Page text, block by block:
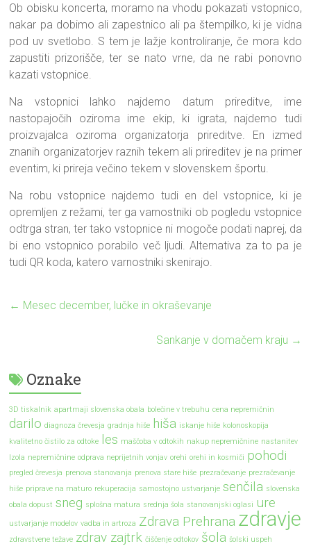
Ob obisku koncerta, moramo na vhodu pokazati vstopnico,
nakar pa dobimo ali zapestnico ali pa štempilko, ki je vidna
pod uv svetlobo. S tem je lažje kontroliranje, če mora kdo
zapustiti prizorišče, ter se nato vrne, da ne rabi ponovno
kazati vstopnice.
Na vstopnici lahko najdemo datum prireditve, ime
nastopajočih oziroma ime ekip, ki igrata, najdemo tudi
proizvajalca oziroma organizatorja prireditve. En izmed
znanih organizatorjev raznih tekem ali prireditev je na primer
eventim, ki prireja večino tekem v slovenskem športu.
Na robu vstopnice najdemo tudi en del vstopnice, ki je
opremljen z režami, ter ga varnostniki ob pogledu vstopnice
odtrga stran, ter tako vstopnice ni mogoče podati naprej, da
bi eno vstopnico porabilo več ljudi. Alternativa za to pa je
tudi QR koda, katero varnostniki skenirajo.
← Mesec december, lučke in okraševanje
Sankanje v domačem kraju →
Oznake
3D tiskalnik apartmaji slovenska obala bolečine v trebuhu cena nepremičnin
darilo diagnoza črevesja gradnja hiše hiša iskanje hiše kolonoskopija
kvalitetno čistilo za odtoke les maščoba v odtokih nakup nepremičnine nastanitev
Izola nepremičnine odprava neprijetnih vonjav orehi orehi in kosmiči pohodi
pregled črevesja prenova stanovanja prenova stare hiše prezračevanje prezračevanje
hiše priprave na maturo rekuperacija samostojno ustvarjanje senčila slovenska
obala dopust sneg splošna matura srednja šola stanovanjski oglasi ure
ustvarjanje modelov vadba in artroza Zdrava Prehrana zdravje
zdravstvene težave zdrav zajtrk čiščenje odtokov šola šolski uspeh